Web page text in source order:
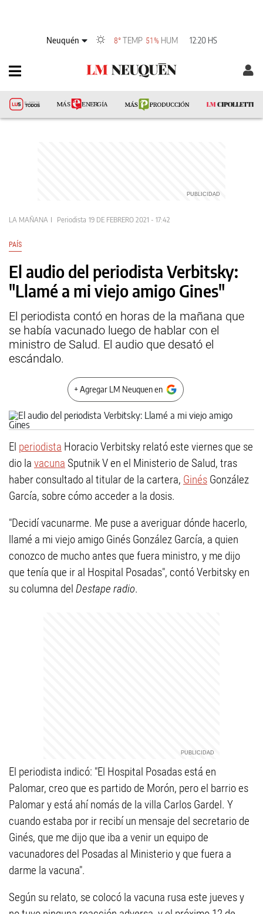
Neuquén 8° TEMP 51% HUM 12:20 HS
LA MAÑANA Periodista 19 DE FEBRERO 2021 - 17:42
PAÍS
El audio del periodista Verbitsky:
"Llamé a mi viejo amigo Gines"
El periodista contó en horas de la mañana que
se había vacunado luego de hablar con el
ministro de Salud. El audio que desató el
escándalo.
+ Agregar LM Neuquen en
El periodista Horacio Verbitsky relató este viernes que se
dio la vacuna Sputnik V en el Ministerio de Salud, tras
haber consultado al titular de la cartera, Ginés González
García, sobre cómo acceder a la dosis.
"Decidí vacunarme. Me puse a averiguar dónde hacerlo,
llamé a mi viejo amigo Ginés González García, a quien
conozco de mucho antes que fuera ministro, y me dijo
que tenía que ir al Hospital Posadas", contó Verbitsky en
su columna del Destape radio.
El periodista indicó: "El Hospital Posadas está en
Palomar, creo que es partido de Morón, pero el barrio es
Palomar y está ahí nomás de la villa Carlos Gardel. Y
cuando estaba por ir recibí un mensaje del secretario de
Ginés, que me dijo que iba a venir un equipo de
vacunadores del Posadas al Ministerio y que fuera a
darme la vacuna".
Según su relato, se colocó la vacuna rusa este jueves y